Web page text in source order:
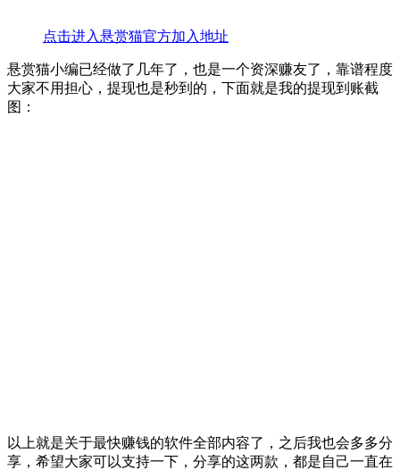
点击进入悬赏猫官方加入地址
悬赏猫小编已经做了几年了，也是一个资深赚友了，靠谱程度
大家不用担心，提现也是秒到的，下面就是我的提现到账截
图：
以上就是关于最快赚钱的软件全部内容了，之后我也会多多分
享，希望大家可以支持一下，分享的这两款，都是自己一直在